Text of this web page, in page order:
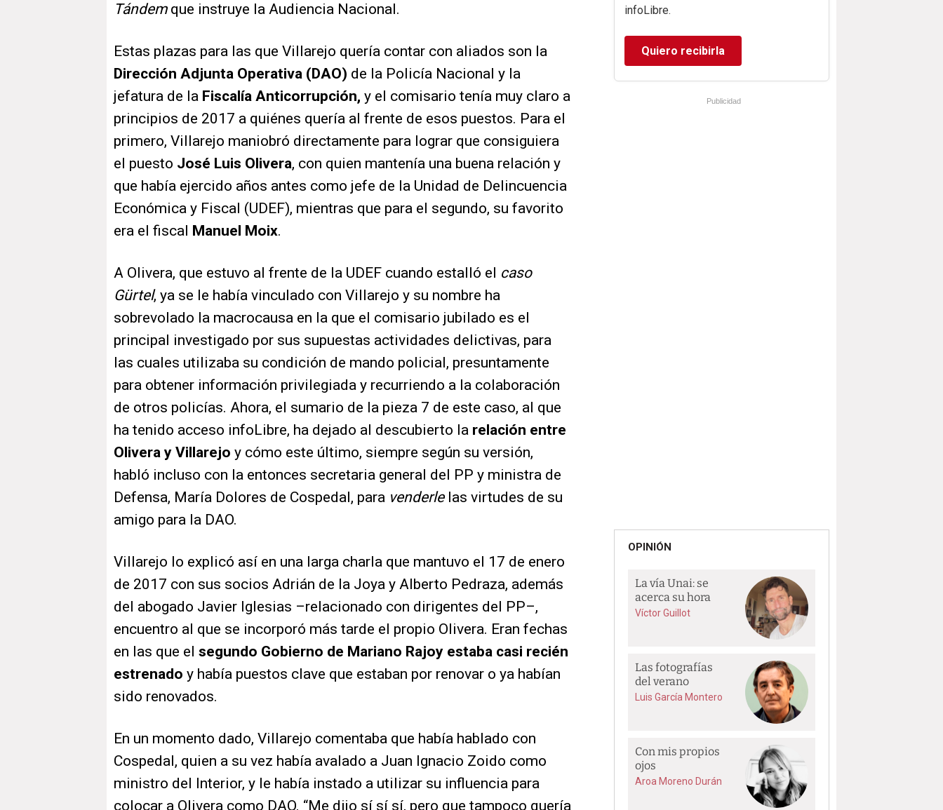
Tándemque instruye la Audiencia Nacional.
Estas plazas para las que Villarejo quería contar con aliados son la
Dirección Adjunta Operativa (DAO) de la Policía Nacional y la
jefatura de la Fiscalía Anticorrupción, y el comisario tenía muy claro a
principios de 2017 a quiénes quería al frente de esos puestos. Para el
primero, Villarejo maniobró directamente para lograr que consiguiera
el puesto José Luis Olivera, con quien mantenía una buena relación y
que había ejercido años antes como jefe de la Unidad de Delincuencia
Económica y Fiscal (UDEF), mientras que para el segundo, su favorito
era el fiscal
Manuel Moix.
A Olivera, que estuvo al frente de la UDEF cuando estalló el caso
Gürtel, ya se le había vinculado con Villarejo y su nombre ha
sobrevolado la macrocausa en la que el comisario jubilado es el
principal investigado por sus supuestas actividades delictivas, para
las cuales utilizaba su condición de mando policial, presuntamente
para obtener información privilegiada y recurriendo a la colaboración
de otros policías. Ahora, el sumario de la pieza 7 de este caso, al que
ha tenido acceso infoLibre, ha dejado al descubierto la relación entre
Olivera y Villarejo y cómo este último, siempre según su versión,
habló incluso con la entonces secretaria general del PP y ministra de
Defensa, María Dolores de Cospedal, para venderlelas virtudes de su
amigo para la DAO.
Villarejo lo explicó así en una larga charla que mantuvo el 17 de enero
de 2017 con sus socios Adrián de la Joya y Alberto Pedraza, además
del abogado Javier Iglesias –relacionado con dirigentes del PP–,
encuentro al que se incorporó más tarde el propio Olivera. Eran fechas
en las que el segundo Gobierno de Mariano Rajoy estaba casi recién
estrenado y había puestos clave que estaban por renovar o ya habían
sido renovados.
En un momento dado, Villarejo comentaba que había hablado con
Cospedal, quien a su vez había avalado a Juan Ignacio Zoido como
ministro del Interior, y le había instado a utilizar su influencia para
colocar a Olivera como DAO. “Me dijo sí sí sí, pero que tampoco quería
infoLibre.
Quiero recibirla
Publicidad
OPINIÓN
La vía Unai: se
acerca su hora
Víctor Guillot
Las fotografías
del verano
Luis García Montero
Con mis propios
ojos
Aroa Moreno Durán